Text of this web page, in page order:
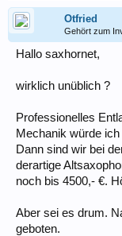
Otfried
Gehört zum
Hallo saxhornet,
wirklich unüblich ?
Professionelles
Mechanik würde
Dann sind wir bei
derartige
noch bis 4500,- €.
Aber sei es drum.
geboten.